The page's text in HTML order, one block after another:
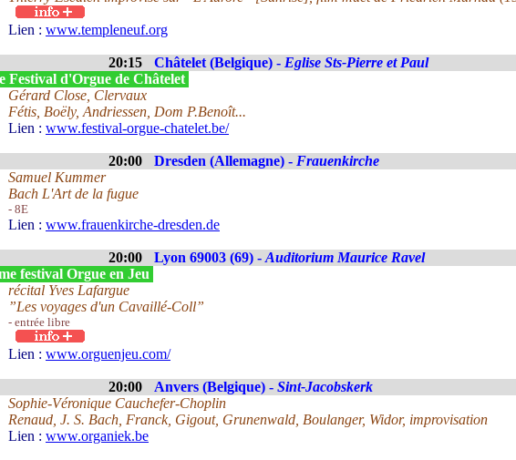
Lien : www.templeneuf.org
20:15 Châtelet (Belgique) - Eglise Sts-Pierre et Paul
Festival d'Orgue de Châtelet
Gérard Close, Clervaux
Fétis, Boëly, Andriessen, Dom P.Benoît...
Lien : www.festival-orgue-chatelet.be/
20:00 Dresden (Allemagne) - Frauenkirche
Samuel Kummer
Bach L'Art de la fugue
- 8E
Lien : www.frauenkirche-dresden.de
20:00 Lyon 69003 (69) - Auditorium Maurice Ravel
festival Orgue en Jeu
récital Yves Lafargue
”Les voyages d'un Cavaillé-Coll”
- entrée libre
Lien : www.orguenjeu.com/
20:00 Anvers (Belgique) - Sint-Jacobskerk
Sophie-Véronique Cauchefer-Choplin
Renaud, J. S. Bach, Franck, Gigout, Grunenwald, Boulanger, Widor, improvisation
Lien : www.organiek.be